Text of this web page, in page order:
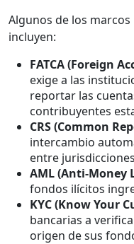
Algunos de los
incluyen:
FATCA (Foreign
exige a las
reportar las
contribuyentes
CRS (Common
intercambio
entre jurisdicciones
AML (Anti-Money
fondos ilícitos
KYC (Know Your
bancarias a
origen de sus